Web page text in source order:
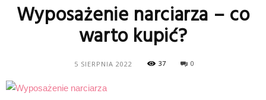
Wyposażenie narciarza – co
warto kupić?
5 SIERPNIA 2022 37 0